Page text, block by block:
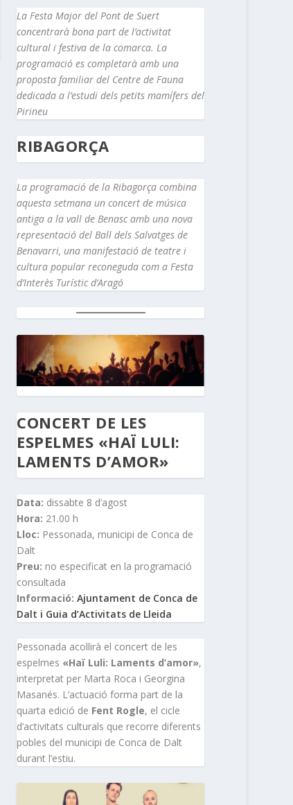
La Festa Major del Pont de Suert
concentrarà bona part de l’activitat
cultural i festiva de la comarca. La
programació es completarà amb una
proposta familiar del Centre de Fauna
dedicada a l’estudi dels petits mamífers del
Pirineu
RIBAGORÇA
La programació de la Ribagorça combina
aquesta setmana un concert de música
antiga a la vall de Benasc amb una nova
representació del Ball dels Salvatges de
Benavarri, una manifestació de teatre i
cultura popular reconeguda com a Festa
d’Interès Turístic d’Aragó
CONCERT DE LES
ESPELMES «HAÏ LULI:
LAMENTS D’AMOR»
Data: dissabte 8 d’agost
Hora: 21.00 h
Lloc: Pessonada, municipi de Conca de
Dalt
Preu: no especificat en la programació
consultada
Informació: Ajuntament de Conca de
Dalt i Guia d’Activitats de Lleida
Pessonada acollirà el concert de les
espelmes «Haï Luli: Laments d’amor»,
interpretat per Marta Roca i Georgina
Masanés. L’actuació forma part de la
quarta edició de Fent Rogle, el cicle
d’activitats culturals que recorre diferents
pobles del municipi de Conca de Dalt
durant l’estiu.